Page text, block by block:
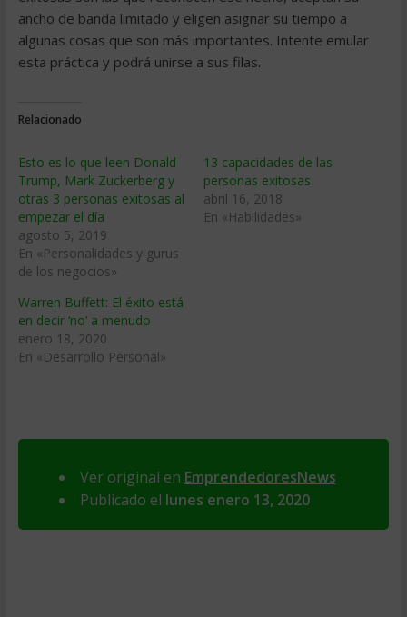
ancho de banda limitado y eligen asignar su tiempo a
algunas cosas que son más importantes. Intente emular
esta práctica y podrá unirse a sus filas.
Relacionado
Esto es lo que leen Donald
Trump, Mark Zuckerberg y
otras 3 personas exitosas al
empezar el día
agosto 5, 2019
En «Personalidades y gurus
de los negocios»
13 capacidades de las
personas exitosas
abril 16, 2018
En «Habilidades»
Warren Buffett: El éxito está
en decir ‘no’ a menudo
enero 18, 2020
En «Desarrollo Personal»
Ver original en EmprendedoresNews
Publicado el lunes enero 13, 2020